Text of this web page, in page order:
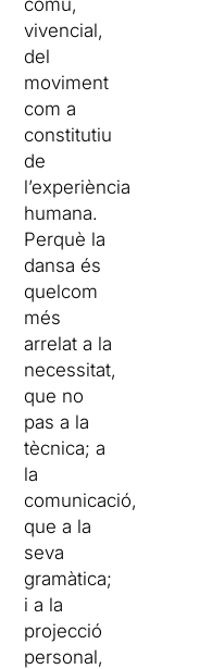
comú,
vivencial,
del
moviment
com a
constitutiu
de
l’experiència
humana.
Perquè la
dansa és
quelcom
més
arrelat a la
necessitat,
que no
pas a la
tècnica; a
la
comunicació,
que a la
seva
gramàtica;
i a la
projecció
personal,